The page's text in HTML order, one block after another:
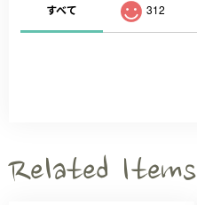
すべて 312
Related Items